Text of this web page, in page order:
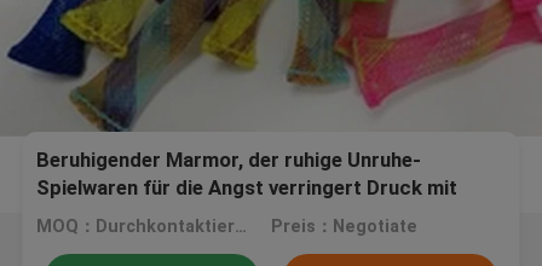
Beruhigender Marmor, der ruhige Unruhe-
Spielwaren für die Angst verringert Druck mit
ADHD und Autismus hält
MOQ：Durchkontaktierung Preis：Negotiate